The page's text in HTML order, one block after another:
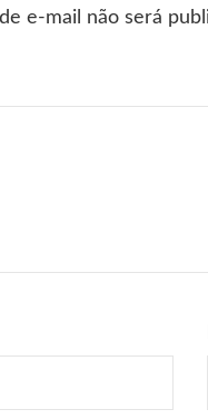
e-mail não será